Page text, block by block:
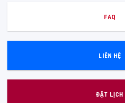
FAQ
LIÊN HỆ
ĐẶT LỊCH